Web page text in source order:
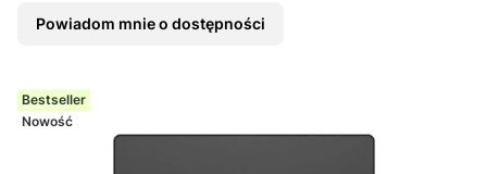
Powiadom mnie o dostępności
Bestseller
Nowość